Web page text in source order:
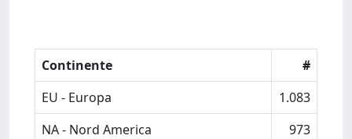
Continente
#
EU - Europa
1.083
NA - Nord America
973